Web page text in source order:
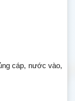
cáp, nước vào,